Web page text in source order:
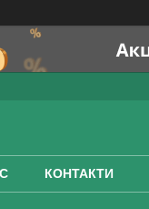
КОНТАКТИ